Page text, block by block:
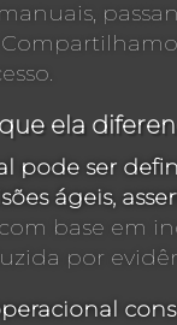
ela
pode ser
ágeis,
base em
por